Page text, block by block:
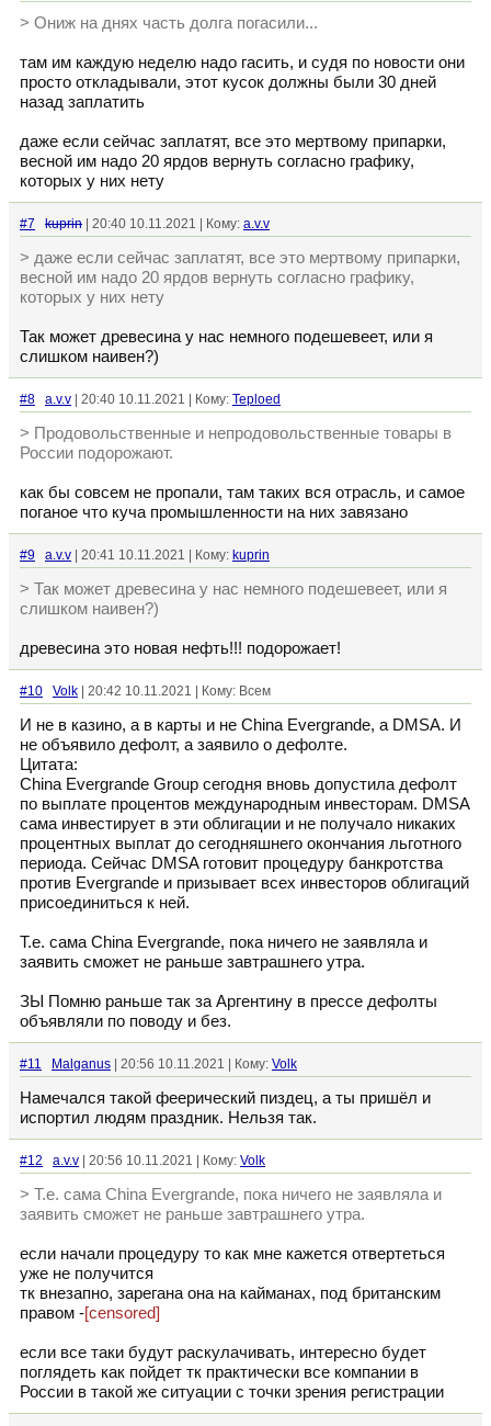
> Ониж на днях часть долга погасили...
там им каждую неделю надо гасить, и судя по новости они
просто откладывали, этот кусок должны были 30 дней
назад заплатить
даже если сейчас заплатят, все это мертвому припарки,
весной им надо 20 ярдов вернуть согласно графику,
которых у них нету
#7 kuprin | 20:40 10.11.2021 | Кому: a.v.v
> даже если сейчас заплатят, все это мертвому припарки,
весной им надо 20 ярдов вернуть согласно графику,
которых у них нету
Так может древесина у нас немного подешевеет, или я
слишком наивен?)
#8 a.v.v | 20:40 10.11.2021 | Кому: Teploed
> Продовольственные и непродовольственные товары в
России подорожают.
как бы совсем не пропали, там таких вся отрасль, и самое
поганое что куча промышленности на них завязано
#9 a.v.v | 20:41 10.11.2021 | Кому: kuprin
> Так может древесина у нас немного подешевеет, или я
слишком наивен?)
древесина это новая нефть!!! подорожает!
#10 Volk | 20:42 10.11.2021 | Кому: Всем
И не в казино, а в карты и не China Evergrande, а DMSA. И
не объявило дефолт, а заявило о дефолте.
Цитата:
China Evergrande Group сегодня вновь допустила дефолт
по выплате процентов международным инвесторам. DMSA
сама инвестирует в эти облигации и не получало никаких
процентных выплат до сегодняшнего окончания льготного
периода. Сейчас DMSA готовит процедуру банкротства
против Evergrande и призывает всех инвесторов облигаций
присоединиться к ней.
Т.е. сама China Evergrande, пока ничего не заявляла и
заявить сможет не раньше завтрашнего утра.
ЗЫ Помню раньше так за Аргентину в прессе дефолты
объявляли по поводу и без.
#11 Malganus | 20:56 10.11.2021 | Кому: Volk
Намечался такой феерический пиздец, а ты пришёл и
испортил людям праздник. Нельзя так.
#12 a.v.v | 20:56 10.11.2021 | Кому: Volk
> Т.е. сама China Evergrande, пока ничего не заявляла и
заявить сможет не раньше завтрашнего утра.
если начали процедуру то как мне кажется отвертеться
уже не получится
тк внезапно, зарегана она на кайманах, под британским
правом -[censored]
если все таки будут раскулачивать, интересно будет
поглядеть как пойдет тк практически все компании в
России в такой же ситуации с точки зрения регистрации